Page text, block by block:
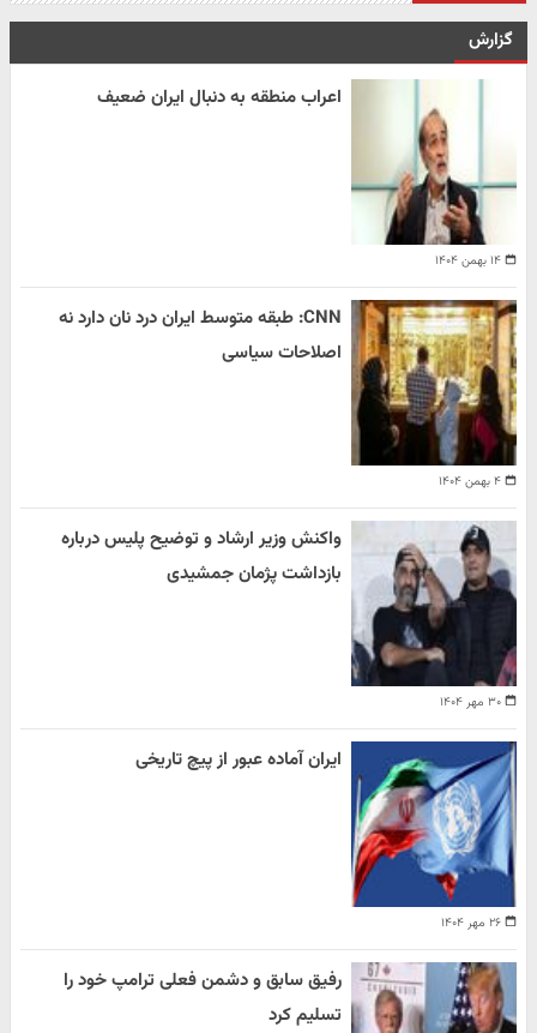
گزارش
۱۴ بهمن ۱۴۰۴
اعراب منطقه به دنبال ایران ضعیف
۴ بهمن ۱۴۰۴
CNN: طبقه متوسط ایران درد نان دارد نه
اصلاحات سیاسی
۳۰ مهر ۱۴۰۴
واکنش وزیر ارشاد و توضیح پلیس درباره
بازداشت پژمان جمشیدی
۲۶ مهر ۱۴۰۴
ایران آماده عبور از پیچ تاریخی
رفیق سابق و دشمن فعلی ترامپ خود را
تسلیم کرد